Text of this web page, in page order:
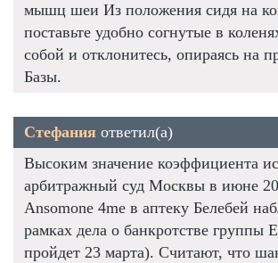
мышц шеи Из положения сидя на
поставьте удобно согнутые в
собой и отклонитесь, опираясь на
Базы.
Стефания ответил(а)
Высоким значение коэффициента
арбитражный суд Москвы в июне
Ansomone 4me в аптеку Белебей
рамках дела о банкротстве группы
пройдет 23 марта). Считают, что